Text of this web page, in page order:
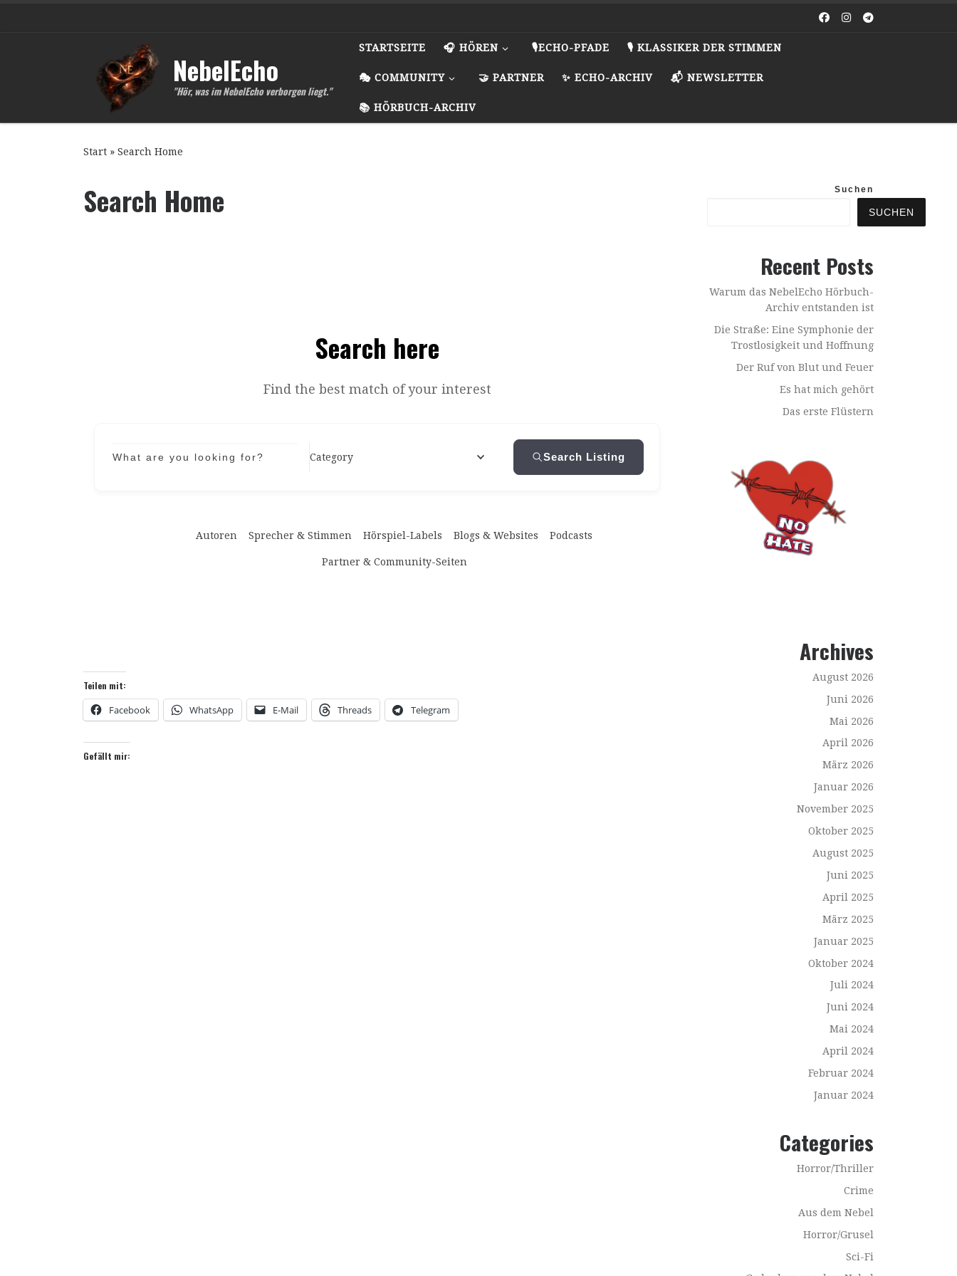
NebelEcho
"Hör, was im NebelEcho verborgen liegt."
STARTSEITE 🎧 HÖREN 🎙️ECHO-PFADE 🎙️ KLASSIKER DER STIMMEN
🎭 COMMUNITY 🤝 PARTNER ✨ ECHO-ARCHIV 📬 NEWSLETTER
📚 HÖRBUCH-ARCHIV
Start » Search Home
Search Home
Search here
Find the best match of your interest
What are you looking for? Category Search Listing
Autoren Sprecher & Stimmen Hörspiel-Labels Blogs & Websites Podcasts
Partner & Community-Seiten
Teilen mit:
Facebook WhatsApp E-Mail Threads Telegram
Gefällt mir:
Suchen
SUCHEN
Recent Posts
Warum das NebelEcho Hörbuch-
Archiv entstanden ist
Die Straße: Eine Symphonie der
Trostlosigkeit und Hoffnung
Der Ruf von Blut und Feuer
Es hat mich gehört
Das erste Flüstern
Archives
August 2026
Juni 2026
Mai 2026
April 2026
März 2026
Januar 2026
November 2025
Oktober 2025
August 2025
Juni 2025
April 2025
März 2025
Januar 2025
Oktober 2024
Juli 2024
Juni 2024
Mai 2024
April 2024
Februar 2024
Januar 2024
Categories
Horror/Thriller
Crime
Aus dem Nebel
Horror/Grusel
Sci-Fi